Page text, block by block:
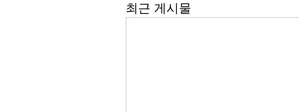
최근 게시물